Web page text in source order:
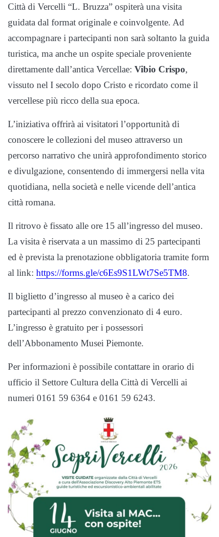
Città di Vercelli “L. Bruzza” ospiterà una visita
guidata dal format originale e coinvolgente. Ad
accompagnare i partecipanti non sarà soltanto la guida
turistica, ma anche un ospite speciale proveniente
direttamente dall’antica Vercellae: Vibio Crispo,
vissuto nel I secolo dopo Cristo e ricordato come il
vercellese più ricco della sua epoca.
L’iniziativa offrirà ai visitatori l’opportunità di
conoscere le collezioni del museo attraverso un
percorso narrativo che unirà approfondimento storico
e divulgazione, consentendo di immergersi nella vita
quotidiana, nella società e nelle vicende dell’antica
città romana.
Il ritrovo è fissato alle ore 15 all’ingresso del museo.
La visita è riservata a un massimo di 25 partecipanti
ed è prevista la prenotazione obbligatoria tramite form
al link: https://forms.gle/c6Es9S1LWt7Se5TM8.
Il biglietto d’ingresso al museo è a carico dei
partecipanti al prezzo convenzionato di 4 euro.
L’ingresso è gratuito per i possessori
dell’Abbonamento Musei Piemonte.
Per informazioni è possibile contattare in orario di
ufficio il Settore Cultura della Città di Vercelli ai
numeri 0161 59 6364 e 0161 59 6243.